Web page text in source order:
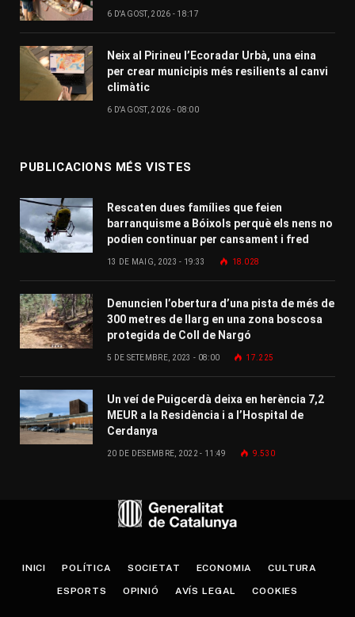
6 D'AGOST, 2026 - 18:17
Neix al Pirineu l’Ecoradar Urbà, una eina
per crear municipis més resilients al canvi
climàtic
6 D'AGOST, 2026 - 08:00
PUBLICACIONS MÉS VISTES
Rescaten dues famílies que feien
barranquisme a Bóixols perquè els nens no
podien continuar per cansament i fred
13 DE MAIG, 2023 - 19:33 18.028
Denuncien l’obertura d’una pista de més de
300 metres de llarg en una zona boscosa
protegida de Coll de Nargó
5 DE SETEMBRE, 2023 - 08:00 17.225
Un veí de Puigcerdà deixa en herència 7,2
MEUR a la Residència i a l’Hospital de
Cerdanya
20 DE DESEMBRE, 2022 - 11:49 9.530
INICI POLÍTICA SOCIETAT ECONOMIA CULTURA
ESPORTS OPINIÓ AVÍS LEGAL COOKIES